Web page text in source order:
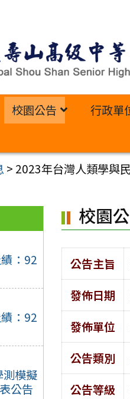
校園公告 行政單
> 2023年台灣人類學與
：92
：92
模擬
公告
校園
公告主旨
發佈日期
發佈單位
公告類別
公告等級